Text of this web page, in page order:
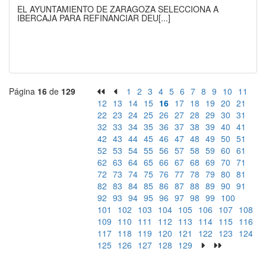
EL AYUNTAMIENTO DE ZARAGOZA SELECCIONA A
IBERCAJA PARA REFINANCIAR DEU[...]
Página 16 de 129 1 2 3 4 5 6 7 8 9 10 11
12 13 14 15 16 17 18 19 20 21
22 23 24 25 26 27 28 29 30 31
32 33 34 35 36 37 38 39 40 41
42 43 44 45 46 47 48 49 50 51
52 53 54 55 56 57 58 59 60 61
62 63 64 65 66 67 68 69 70 71
72 73 74 75 76 77 78 79 80 81
82 83 84 85 86 87 88 89 90 91
92 93 94 95 96 97 98 99 100
101
102 103 104 105 106 107 108
109 110 111 112 113 114 115 116
117 118 119 120 121 122 123 124
125 126 127 128 129